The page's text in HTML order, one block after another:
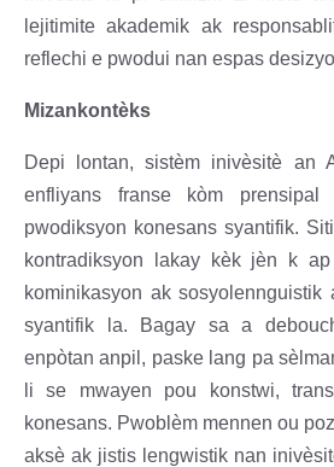
lejitimite akademik ak
reflechi e pwodui nan espas
Mizankontèks
Depi lontan, sistèm inivèsitè an
enfliyans franse kòm
pwodiksyon konesans syantifik.
kontradiksyon lakay kèk jèn k
kominikasyon ak sosyolennguistik
syantifik la. Bagay sa a
enpòtan anpil, paske lang pa
li se mwayen pou konstwi,
konesans. Pwoblèm mennen ou
aksè ak jistis lengwistik nan